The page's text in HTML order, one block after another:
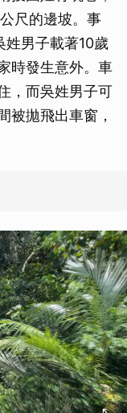
尺的邊坡。事
姓男子載著10歲
時發生意外。車
，而吳姓男子可
被拋飛出車窗，